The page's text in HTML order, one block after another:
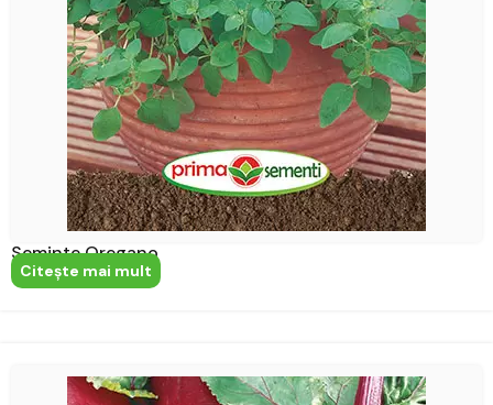
Seminte Oregano
Citeşte mai mult